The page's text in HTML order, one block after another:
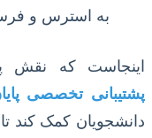
به استرس و
اینجاست که نقش
پشتیبانی تخصصی
دانشجویان کمک کند